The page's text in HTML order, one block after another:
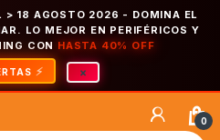
> 18 AGOSTO 2026 - DOMINA EL
LO MEJOR EN PERIFÉRICOS Y
CON HASTA 40% OFF
×
0